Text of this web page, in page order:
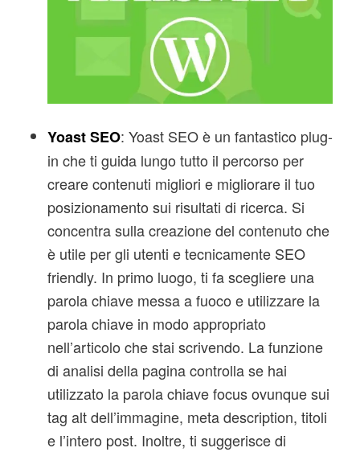
Yoast SEO: Yoast SEO è un fantastico plug-
in che ti guida lungo tutto il percorso per
creare contenuti migliori e migliorare il tuo
posizionamento sui risultati di ricerca. Si
concentra sulla creazione del contenuto che
è utile per gli utenti e tecnicamente SEO
friendly. In primo luogo, ti fa scegliere una
parola chiave messa a fuoco e utilizzare la
parola chiave in modo appropriato
nell’articolo che stai scrivendo. La funzione
di analisi della pagina controlla se hai
utilizzato la parola chiave focus ovunque sui
tag alt dell’immagine, meta description, titoli
e l’intero post. Inoltre, ti suggerisce di